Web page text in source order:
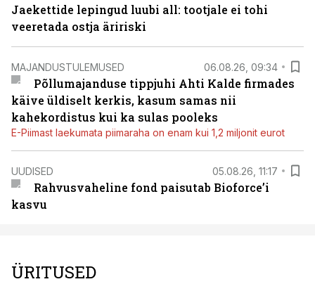
Jaekettide lepingud luubi all: tootjale ei tohi
veeretada ostja äririski
MAJANDUSTULEMUSED 06.08.26, 09:34
Põllumajanduse tippjuhi Ahti Kalde firmades
käive üldiselt kerkis, kasum samas nii
kahekordistus kui ka sulas pooleks
E-Piimast laekumata piimaraha on enam kui 1,2 miljonit eurot
UUDISED 05.08.26, 11:17
Rahvusvaheline fond paisutab Bioforce’i
kasvu
ÜRITUSED